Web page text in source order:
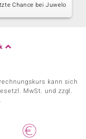
Chance bei Juwelo
kann sich
MwSt. und zzgl.